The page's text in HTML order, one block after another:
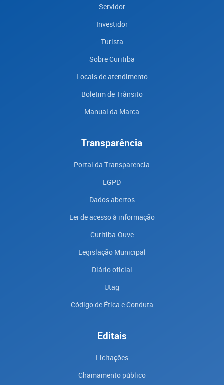
Servidor
Investidor
Turista
Sobre Curitiba
Locais de atendimento
Boletim de Trânsito
Manual da Marca
Transparência
Portal da Transparencia
LGPD
Dados abertos
Lei de acesso à informação
Curitiba-Ouve
Legislação Municipal
Diário oficial
Utag
Código de Ética e Conduta
Editais
Licitações
Chamamento público